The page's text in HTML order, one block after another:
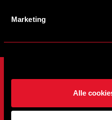
Marketing
Alle
0492 524 721
ONZE CLUB
Sparen met DAPPRE